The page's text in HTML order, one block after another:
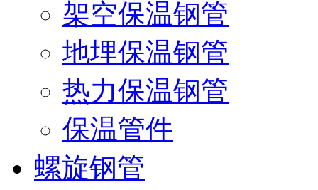
架空保温钢管
地埋保温钢管
热力保温钢管
保温管件
螺旋钢管